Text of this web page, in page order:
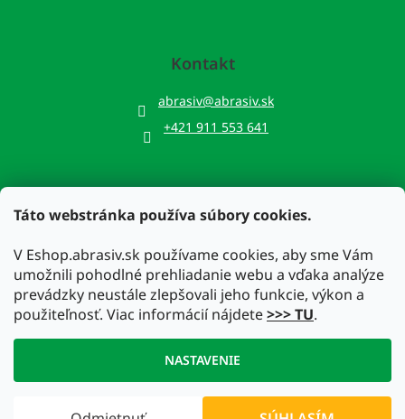
Táto webstránka používa súbory cookies.
V Eshop.abrasiv.sk používame cookies, aby sme Vám
umožnili pohodlné prehliadanie webu a vďaka analýze
prevádzky neustále zlepšovali jeho funkcie, výkon a
použiteľnosť. Viac informácií nájdete>>> TU.
NASTAVENIE
Kontakt
abrasiv@abrasiv.sk
+421 911 553 641
Prijímame online platby
Eshop.abrasiv.sk